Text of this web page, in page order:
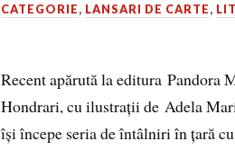
CATEGORIE, LANSARI DE CARTE,
Recent apărută la editura
Hondrari, cu ilustrații de Adela
își începe seria de întâlniri în țară